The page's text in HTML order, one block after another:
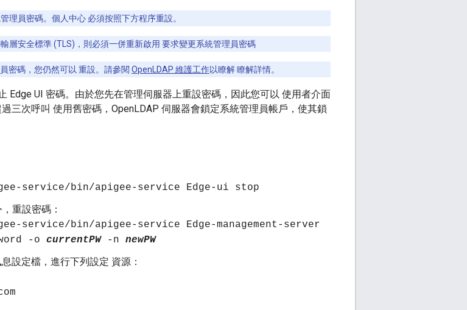
理員密碼。個人中心 必須按照下方程序重設。
層安全標準 (TLS)，則必須一併重新啟用 要求變更系統管理員密碼
密碼，您仍然可以 重設。請參閱 OpenLDAP 維護工作以瞭解 瞭解詳情。
Edge UI 密碼。由於您先在管理伺服器上重設密碼，因此您可以 使用者介面
三次呼叫 使用舊密碼，OpenLDAP 伺服器會鎖定系統管理員帳戶，使其鎖
service/bin/apigee-service Edge-ui stop
重設密碼：
service/bin/apigee-service Edge-management-server
-o currentPW-n newPW
設定檔，進行下列設定 資源：